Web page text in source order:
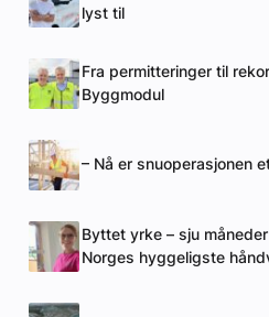
lyst til
Fra permitteringer til
Byggmodul
– Nå er snuoperasjonen
Byttet yrke – sju
Norges hyggeligste